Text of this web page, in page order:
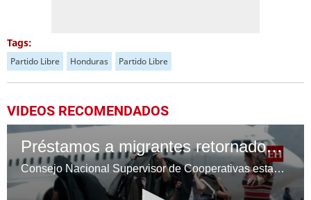
Tags:
Partido Libre Honduras Partido Libre
VIDEOS RECOMENDADOS
Préstamos a migrantes retornados: cooperativas definen condiciones
Consejo Nacional Supervisor de Cooperativas estableció los requisitos para que migrantes retornados puedan acceder a préstamos de hasta 25,000 lempiras en cooperativas.